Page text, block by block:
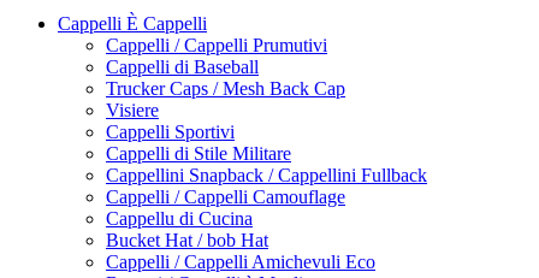
Cappelli È Cappelli
Cappelli / Cappelli Prumutivi
Cappelli di Baseball
Trucker Caps / Mesh Back Cap
Visiere
Cappelli Sportivi
Cappelli di Stile Militare
Cappellini Snapback / Cappellini Fullback
Cappelli / Cappelli Camouflage
Cappellu di Cucina
Bucket Hat / bob Hat
Cappelli / Cappelli Amichevuli Eco